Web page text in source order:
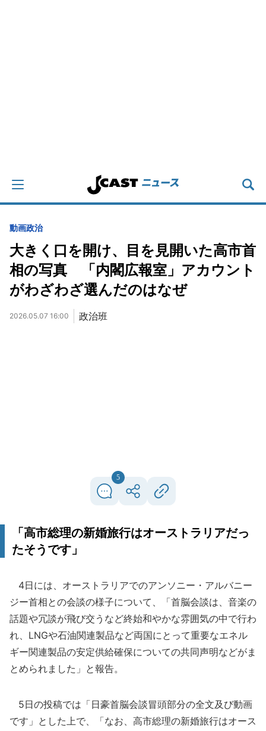
動画政治
大きく口を開け、目を見開いた高市首
相の写真 「内閣広報室」アカウント
がわざわざ選んだのはなぜ
2026.05.07 16:00 政治班
5
「高市総理の新婚旅行はオーストラリアだっ
たそうです」
4日には、オーストラリアでのアンソニー・アルバニー
ジー首相との会談の様子について、「首脳会談は、音楽の
話題や冗談が飛び交うなど終始和やかな雰囲気の中で行わ
れ、LNGや石油関連製品など両国にとって重要なエネル
ギー関連製品の安定供給確保についての共同声明などがま
とめられました」と報告。
5日の投稿では「日豪首脳会談冒頭部分の全文及び動画
です」とした上で、「なお、高市総理の新婚旅行はオース